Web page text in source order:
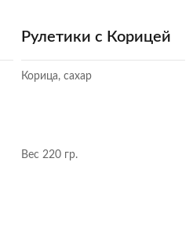
Рулетики с Корицей
Корица, сахар
Вес 220 гр.